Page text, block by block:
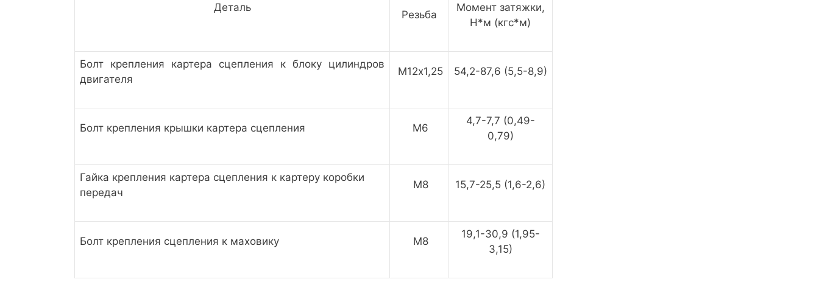
Деталь
Резьба
Момент затяжки,
H*м (кгс*м)
Болт крепления картера сцепления к блоку цилиндров
двигателя
M12х1,25 54,2-87,6 (5,5-8,9)
Болт крепления крышки картера сцепления M6
4,7-7,7 (0,49-
0,79)
Гайка крепления картера сцепления к картеру коробки
передач
M8 15,7-25,5 (1,6-2,6)
Болт крепления сцепления к маховику M8
19,1-30,9 (1,95-
3,15)